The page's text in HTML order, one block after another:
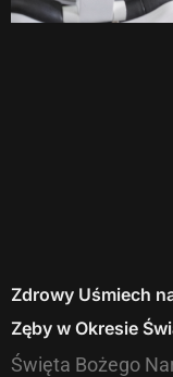
Zdrowy Uśmiech
Zęby w Okresie
Święta Bożego